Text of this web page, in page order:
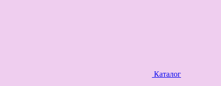
Каталог